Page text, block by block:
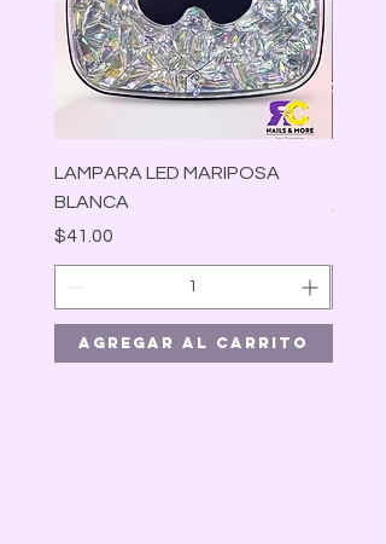
LAMPARA LED MARIPOSA
BLANCA
Precio
$41.00
Agregar al carrito
Precio
$30.00